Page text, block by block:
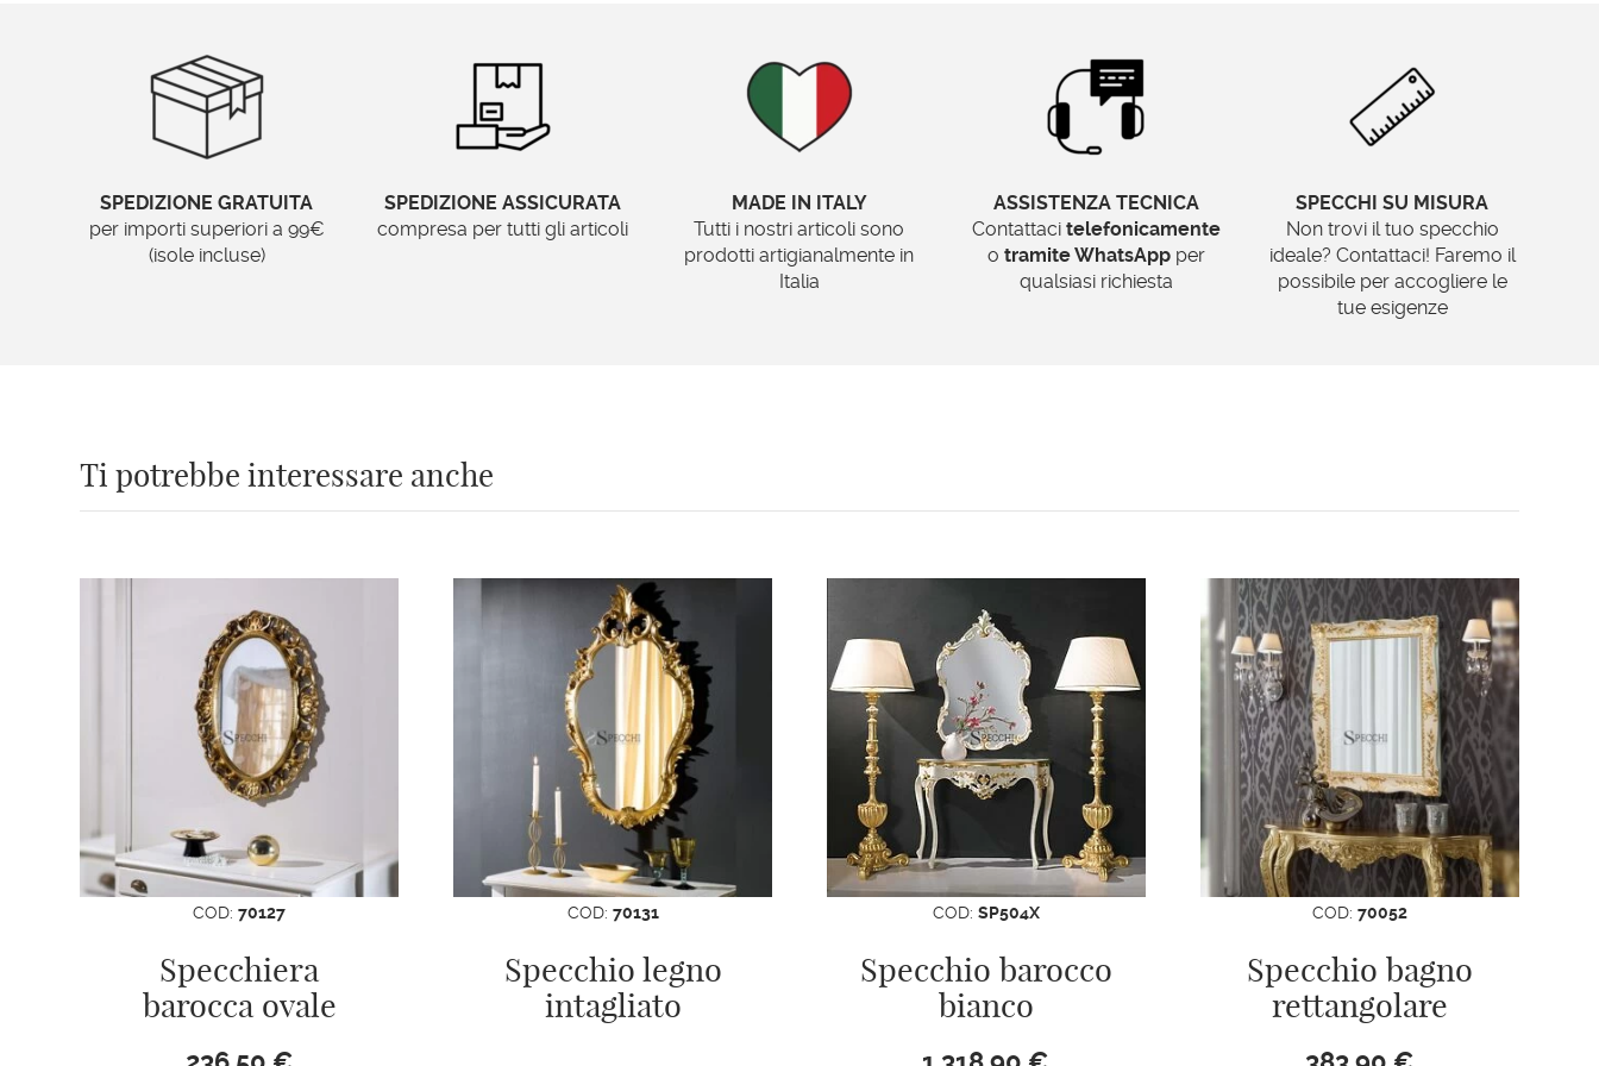
SPEDIZIONE GRATUITA
per importi superiori a 99€
(isole incluse)
SPEDIZIONE ASSICURATA
compresa per tutti gli articoli
MADE IN ITALY
Tutti i nostri articoli sono
prodotti artigianalmente in
Italia
ASSISTENZA TECNICA
Contattaci telefonicamente
o tramite WhatsAppper
qualsiasi richiesta
SPECCHI SU MISURA
Non trovi il tuo specchio
ideale? Contattaci! Faremo il
possibile per accogliere le
tue esigenze
Ti potrebbe interessare anche
COD:70127
Specchiera
barocca ovale
COD: 70131
Specchio legno
intagliato
COD: SP504X
Specchio barocco
bianco
COD: 70052
Specchio bagno
rettangolare